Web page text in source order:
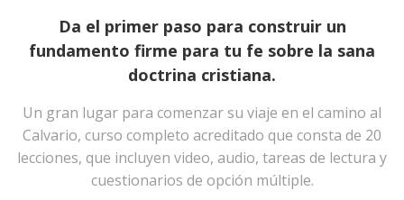
Da el primer paso para construir un
fundamento firme para tu fe sobre la sana
doctrina cristiana.
Un gran lugar para comenzar su viaje en el camino al
Calvario, curso completo acreditado que consta de 20
lecciones, que incluyen video, audio, tareas de lectura y
cuestionarios de opción múltiple.